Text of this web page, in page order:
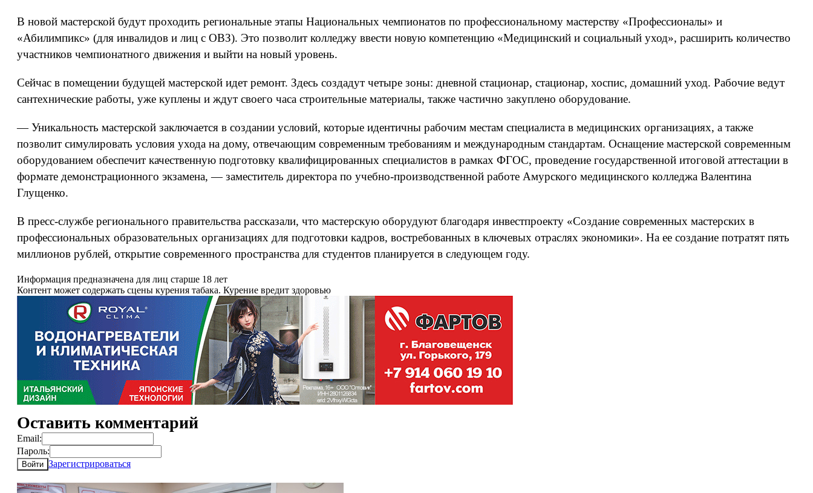
В новой мастерской будут проходить региональные этапы Национальных чемпионатов по профессиональному мастерству «Профессионалы» и
«Абилимпикс» (для инвалидов и лиц с ОВЗ). Это позволит колледжу ввести новую компетенцию «Медицинский и социальный уход», расширить количество
участников чемпионатного движения и выйти на новый уровень.
Сейчас в помещении будущей мастерской идет ремонт. Здесь создадут четыре зоны: дневной стационар, стационар, хоспис, домашний уход. Рабочие ведут
сантехнические работы, уже куплены и ждут своего часа строительные материалы, также частично закуплено оборудование.
— Уникальность мастерской заключается в создании условий, которые идентичны рабочим местам специалиста в медицинских организациях, а также
позволит симулировать условия ухода на дому, отвечающим современным требованиям и международным стандартам. Оснащение мастерской современным
оборудованием обеспечит качественную подготовку квалифицированных специалистов в рамках ФГОС, проведение государственной итоговой аттестации в
формате демонстрационного экзамена, — заместитель директора по учебно-производственной работе Амурского медицинского колледжа Валентина
Глущенко.
В пресс-службе регионального правительства рассказали, что мастерскую оборудуют благодаря инвестпроекту «Создание современных мастерских в
профессиональных образовательных организациях для подготовки кадров, востребованных в ключевых отраслях экономики». На ее создание потратят пять
миллионов рублей, открытие современного пространства для студентов планируется в следующем году.
Информация предназначена для лиц старше 18 лет
Контент может содержать сцены курения табака. Курение вредит здоровью
Оставить комментарий
Email:
Пароль:
Войти Зарегистрироваться